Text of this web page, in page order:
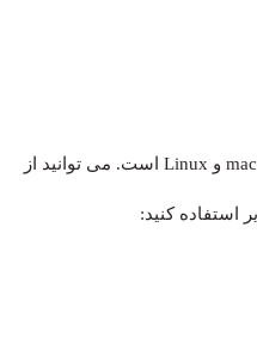
محیط Homebrew یک مدیر برای macOS و Linux است. می توانید از